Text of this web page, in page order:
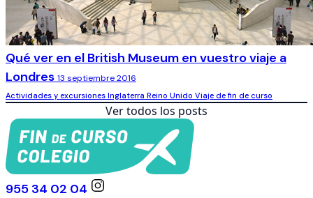
Qué ver en el British Museum en vuestro viaje a
Londres 13 septiembre 2016
Actividades y excursiones Inglaterra Reino Unido Viaje de fin de curso
Ver todos los posts
955 34 02 04